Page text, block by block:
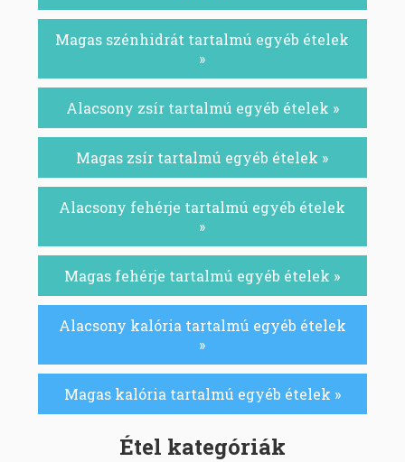
Magas szénhidrát tartalmú egyéb ételek
»
Alacsony zsír tartalmú egyéb ételek »
Magas zsír tartalmú egyéb ételek »
Alacsony fehérje tartalmú egyéb ételek
»
Magas fehérje tartalmú egyéb ételek »
Alacsony kalória tartalmú egyéb ételek
»
Magas kalória tartalmú egyéb ételek »
Étel kategóriák